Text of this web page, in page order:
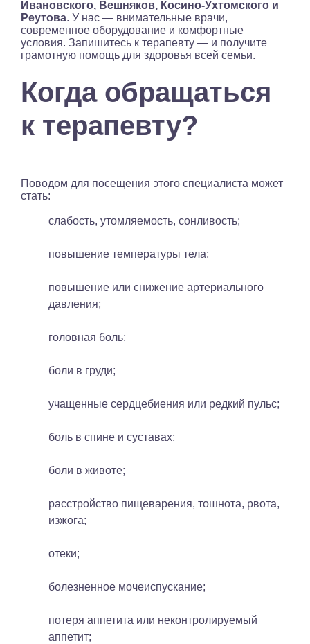
Ивановского, Вешняков, Косино-Ухтомского и
Реутова. У нас — внимательные врачи,
современное оборудование и комфортные
условия. Запишитесь к терапевту — и получите
грамотную помощь для здоровья всей семьи.
Когда обращаться
к терапевту?
Поводом для посещения этого специалиста может
стать:
слабость, утомляемость, сонливость;
повышение температуры тела;
повышение или снижение артериального
давления;
головная боль;
боли в груди;
учащенные сердцебиения или редкий пульс;
боль в спине и суставах;
боли в животе;
расстройство пищеварения, тошнота, рвота,
изжога;
отеки;
болезненное мочеиспускание;
потеря аппетита или неконтролируемый
аппетит;